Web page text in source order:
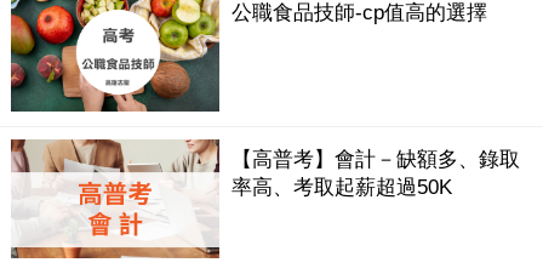
公職食品技師-cp值高的選擇
【高普考】會計－缺額多、錄取
率高、考取起薪超過50K